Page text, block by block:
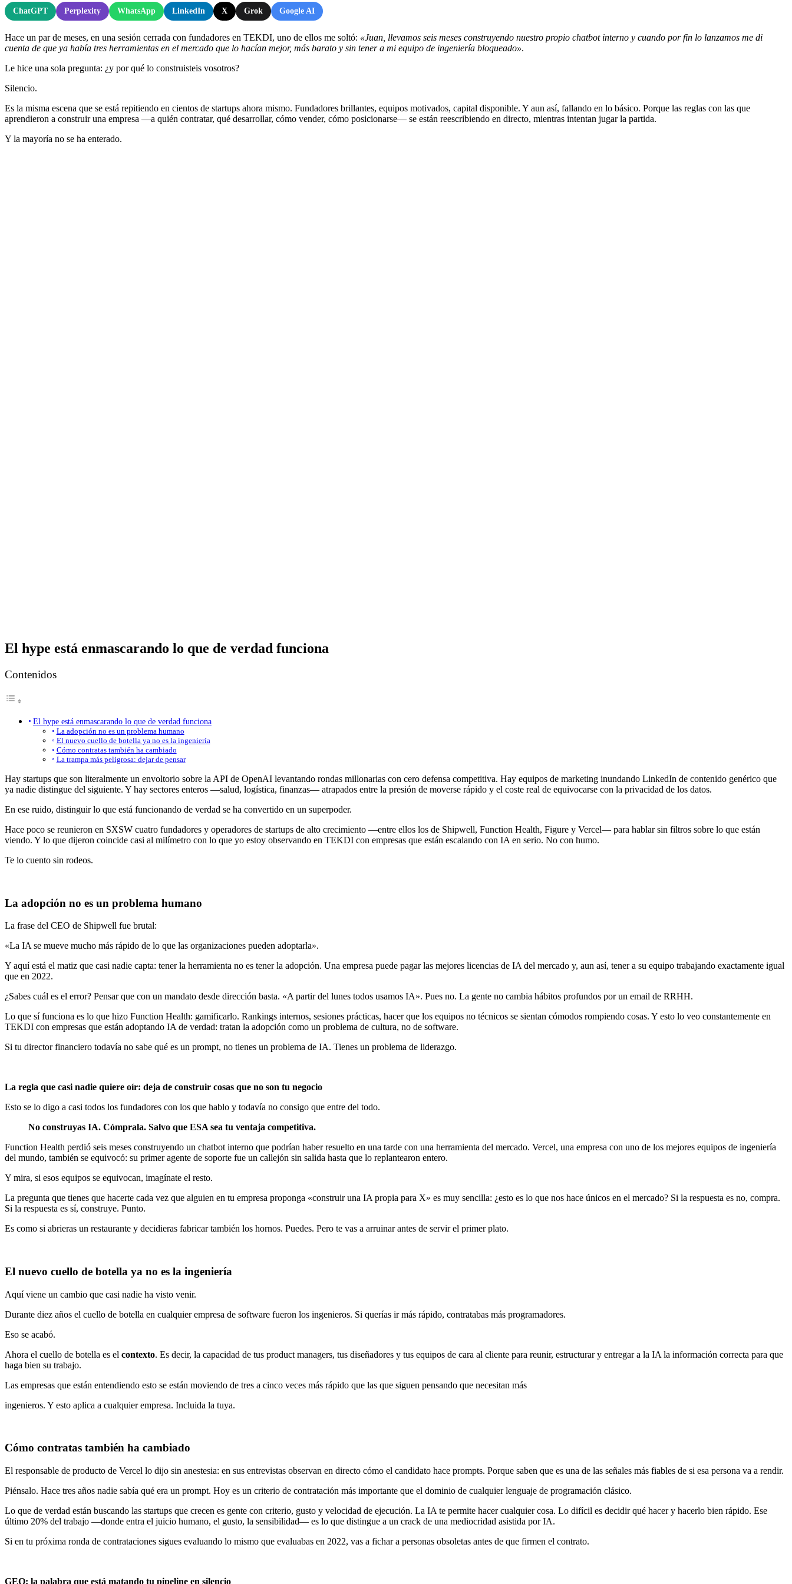
ChatGPT Perplexity WhatsApp LinkedIn X Grok Google AI
Hace un par de meses, en una sesión cerrada con fundadores en TEKDI, uno de ellos me soltó: «Juan, llevamos seis meses construyendo nuestro propio chatbot interno y cuando por fin lo lanzamos me di
cuenta de que ya había tres herramientas en el mercado que lo hacían mejor, más barato y sin tener a mi equipo de ingeniería bloqueado».
Le hice una sola pregunta: ¿y por qué lo construisteis vosotros?
Silencio.
Es la misma escena que se está repitiendo en cientos de startups ahora mismo. Fundadores brillantes, equipos motivados, capital disponible. Y aun así, fallando en lo básico. Porque las reglas con las que
aprendieron a construir una empresa —a quién contratar, qué desarrollar, cómo vender, cómo posicionarse— se están reescribiendo en directo, mientras intentan jugar la partida.
Y la mayoría no se ha enterado.
El hype está enmascarando lo que de verdad funciona
Contenidos
El hype está enmascarando lo que de verdad funciona
La adopción no es un problema humano
El nuevo cuello de botella ya no es la ingeniería
Cómo contratas también ha cambiado
La trampa más peligrosa: dejar de pensar
Hay startups que son literalmente un envoltorio sobre la API de OpenAI levantando rondas millonarias con cero defensa competitiva. Hay equipos de marketing inundando LinkedIn de contenido genérico que
ya nadie distingue del siguiente. Y hay sectores enteros —salud, logística, finanzas— atrapados entre la presión de moverse rápido y el coste real de equivocarse con la privacidad de los datos.
En ese ruido, distinguir lo que está funcionando de verdad se ha convertido en un superpoder.
Hace poco se reunieron en SXSW cuatro fundadores y operadores de startups de alto crecimiento —entre ellos los de Shipwell, Function Health, Figure y Vercel— para hablar sin filtros sobre lo que están
viendo. Y lo que dijeron coincide casi al milímetro con lo que yo estoy observando en TEKDI con empresas que están escalando con IA en serio. No con humo.
Te lo cuento sin rodeos.
La adopción no es un problema humano
La frase del CEO de Shipwell fue brutal:
«La IA se mueve mucho más rápido de lo que las organizaciones pueden adoptarla».
Y aquí está el matiz que casi nadie capta: tener la herramienta no es tener la adopción. Una empresa puede pagar las mejores licencias de IA del mercado y, aun así, tener a su equipo trabajando exactamente igual
que en 2022.
¿Sabes cuál es el error? Pensar que con un mandato desde dirección basta. «A partir del lunes todos usamos IA». Pues no. La gente no cambia hábitos profundos por un email de RRHH.
Lo que sí funciona es lo que hizo Function Health: gamificarlo. Rankings internos, sesiones prácticas, hacer que los equipos no técnicos se sientan cómodos rompiendo cosas. Y esto lo veo constantemente en
TEKDI con empresas que están adoptando IA de verdad: tratan la adopción como un problema de cultura, no de software.
Si tu director financiero todavía no sabe qué es un prompt, no tienes un problema de IA. Tienes un problema de liderazgo.
La regla que casi nadie quiere oír: deja de construir cosas que no son tu negocio
Esto se lo digo a casi todos los fundadores con los que hablo y todavía no consigo que entre del todo.
No construyas IA. Cómprala. Salvo que ESA sea tu ventaja competitiva.
Function Health perdió seis meses construyendo un chatbot interno que podrían haber resuelto en una tarde con una herramienta del mercado. Vercel, una empresa con uno de los mejores equipos de ingeniería
del mundo, también se equivocó: su primer agente de soporte fue un callejón sin salida hasta que lo replantearon entero.
Y mira, si esos equipos se equivocan, imagínate el resto.
La pregunta que tienes que hacerte cada vez que alguien en tu empresa proponga «construir una IA propia para X» es muy sencilla: ¿esto es lo que nos hace únicos en el mercado? Si la respuesta es no, compra.
Si la respuesta es sí, construye. Punto.
Es como si abrieras un restaurante y decidieras fabricar también los hornos. Puedes. Pero te vas a arruinar antes de servir el primer plato.
El nuevo cuello de botella ya no es la ingeniería
Aquí viene un cambio que casi nadie ha visto venir.
Durante diez años el cuello de botella en cualquier empresa de software fueron los ingenieros. Si querías ir más rápido, contratabas más programadores.
Eso se acabó.
Ahora el cuello de botella es el contexto. Es decir, la capacidad de tus product managers, tus diseñadores y tus equipos de cara al cliente para reunir, estructurar y entregar a la IA la información correcta para que
haga bien su trabajo.
Las empresas que están entendiendo esto se están moviendo de tres a cinco veces más rápido que las que siguen pensando que necesitan más
ingenieros. Y esto aplica a cualquier empresa. Incluida la tuya.
Cómo contratas también ha cambiado
El responsable de producto de Vercel lo dijo sin anestesia: en sus entrevistas observan en directo cómo el candidato hace prompts. Porque saben que es una de las señales más fiables de si esa persona va a rendir.
Piénsalo. Hace tres años nadie sabía qué era un prompt. Hoy es un criterio de contratación más importante que el dominio de cualquier lenguaje de programación clásico.
Lo que de verdad están buscando las startups que crecen es gente con criterio, gusto y velocidad de ejecución. La IA te permite hacer cualquier cosa. Lo difícil es decidir qué hacer y hacerlo bien rápido. Ese
último 20% del trabajo —donde entra el juicio humano, el gusto, la sensibilidad— es lo que distingue a un crack de una mediocridad asistida por IA.
Si en tu próxima ronda de contrataciones sigues evaluando lo mismo que evaluabas en 2022, vas a fichar a personas obsoletas antes de que firmen el contrato.
GEO: la palabra que está matando tu pipeline en silencio